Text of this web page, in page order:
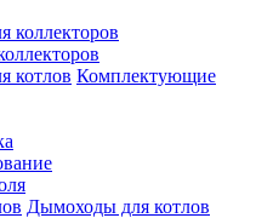
Комплектующие
Дымоходы для котлов